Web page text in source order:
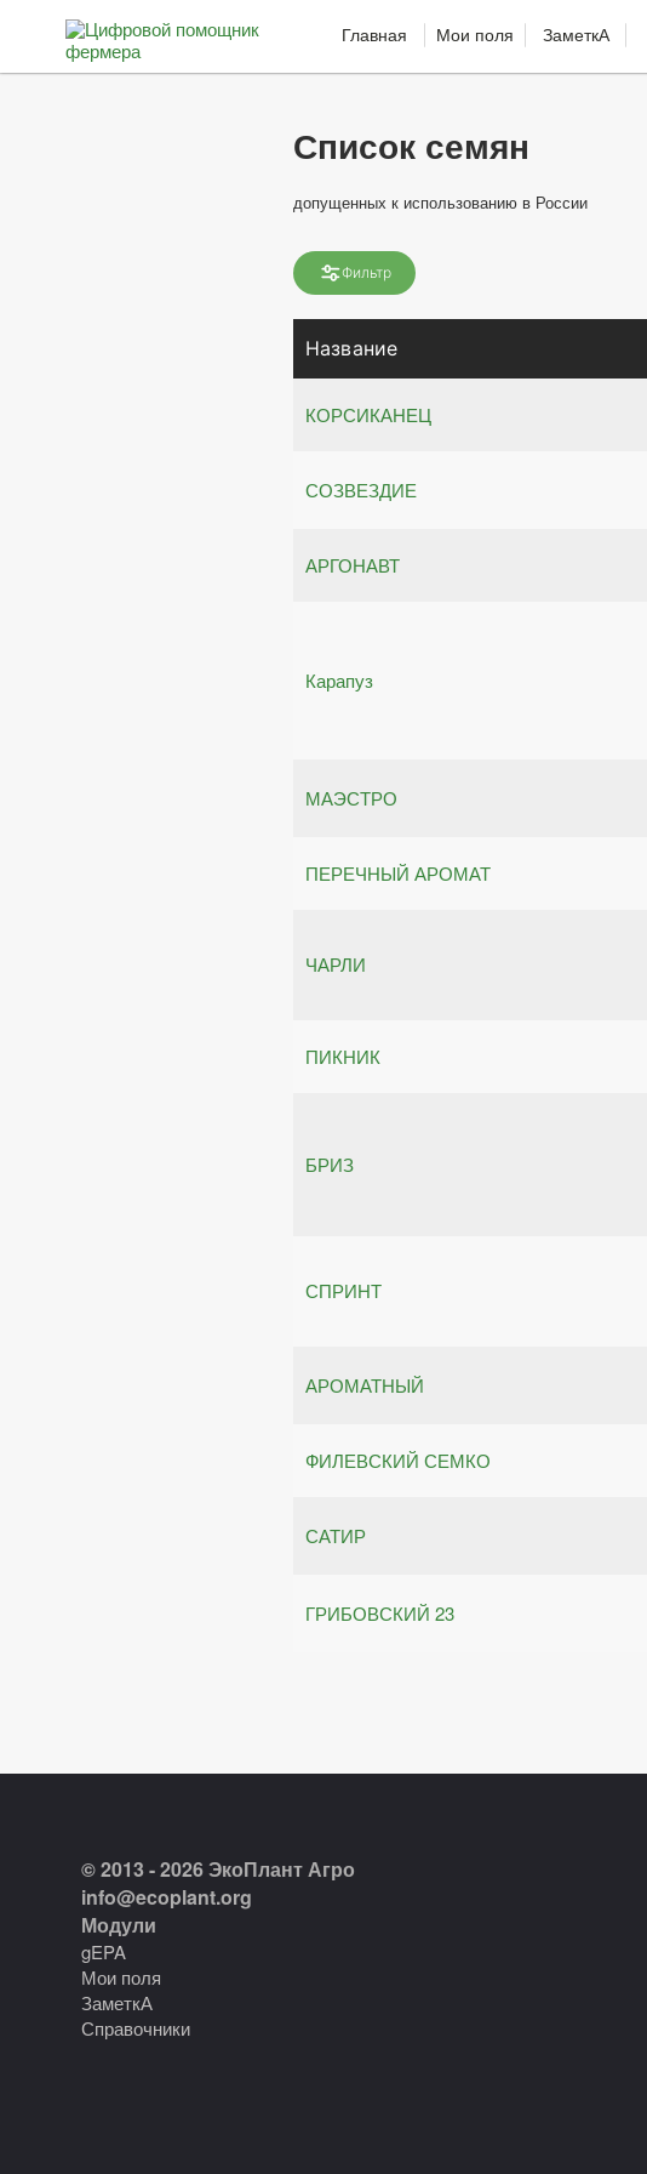
Главная Мои поля ЗаметкА
Список семян
допущенных к использованию в России
Фильтр
Название
КОРСИКАНЕЦ
СОЗВЕЗДИЕ
АРГОНАВТ
Карапуз
МАЭСТРО
ПЕРЕЧНЫЙ АРОМАТ
ЧАРЛИ
ПИКНИК
БРИЗ
СПРИНТ
АРОМАТНЫЙ
ФИЛЕВСКИЙ СЕМКО
САТИР
ГРИБОВСКИЙ 23
© 2013 - 2026 ЭкоПлант Агро
info@ecoplant.org
Модули
gEPA
Мои поля
ЗаметкА
Справочники